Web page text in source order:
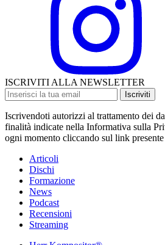
ISCRIVITI ALLA NEWSLETTER
Iscriviti
Iscrivendoti autorizzi al trattamento dei
finalità indicate nella Informativa sulla
ogni momento cliccando sul link
Articoli
Dischi
Formazione
News
Podcast
Recensioni
Streaming